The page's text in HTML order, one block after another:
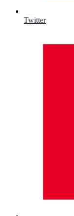
Twitter